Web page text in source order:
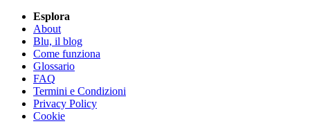
Esplora
About
Blu, il blog
Come funziona
Glossario
FAQ
Termini e Condizioni
Privacy Policy
Cookie